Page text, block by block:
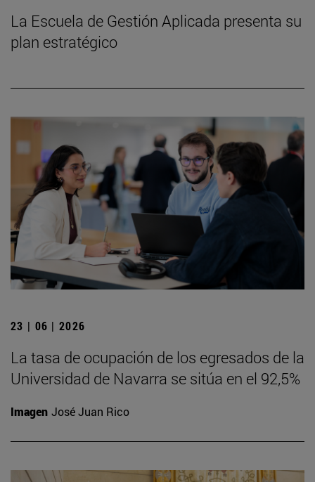
La Escuela de Gestión Aplicada presenta su
plan estratégico
23 | 06 | 2026
La tasa de ocupación de los egresados de la
Universidad de Navarra se sitúa en el 92,5%
Imagen José Juan Rico